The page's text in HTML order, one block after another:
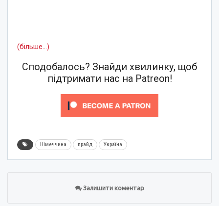
(більше…)
Сподобалось? Знайди хвилинку, щоб
підтримати нас на Patreon!
Німеччина прайд Україна
Залишити коментар